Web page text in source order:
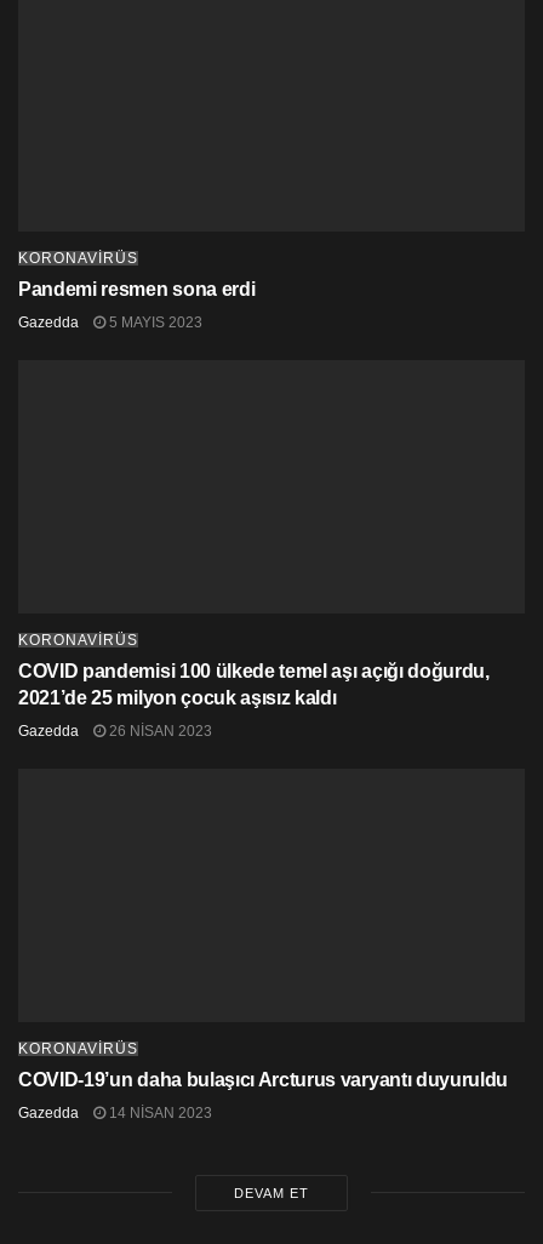
KORONAVİRÜS
Pandemi resmen sona erdi
Gazedda 5 MAYIS 2023
KORONAVİRÜS
COVID pandemisi 100 ülkede temel aşı açığı doğurdu,
2021’de 25 milyon çocuk aşısız kaldı
Gazedda 26 NISAN 2023
KORONAVİRÜS
COVID-19’un daha bulaşıcı Arcturus varyantı duyuruldu
Gazedda 14 NISAN 2023
DEVAM ET